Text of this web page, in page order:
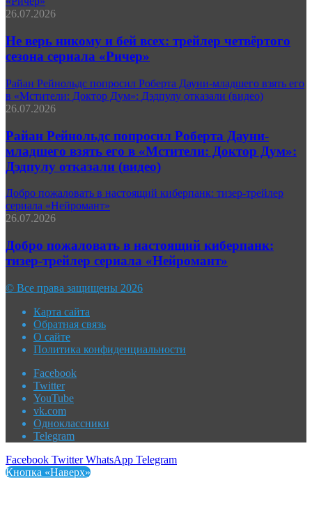
26.07.2026
Не верь никому и бей всех: трейлер четвёртого
сезона сериала «Ричер»
Райан Рейнольдс попросил Роберта Дауни-младшего взять его
в «Мстители: Доктор Дум»: Дэдпулу отказали (видео)
26.07.2026
Райан Рейнольдс попросил Роберта Дауни-
младшего взять его в «Мстители: Доктор Дум»:
Дэдпулу отказали (видео)
Добро пожаловать в настоящий киберпанк: тизер-трейлер
сериала «Нейромант»
26.07.2026
Добро пожаловать в настоящий киберпанк:
тизер-трейлер сериала «Нейромант»
© Все права защищены 2026
Карта сайта
Обратная связь
О сайте
Политика конфиденциальности
Facebook
Twitter
YouTube
vk.com
Одноклассники
Telegram
Facebook Twitter WhatsApp Telegram
Кнопка «Наверх»